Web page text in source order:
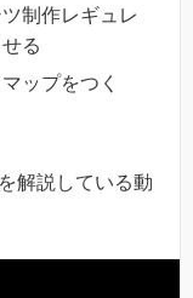
制作レギュレ
る
ップをつく
解説している動